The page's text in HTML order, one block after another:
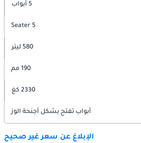
5 أبواب
5 Seater
580 ليتر
190 مم
2330 كغ
أبواب تفتح بشكل أجنحة الوز
الإبلاغ عن سعر غير صحيح